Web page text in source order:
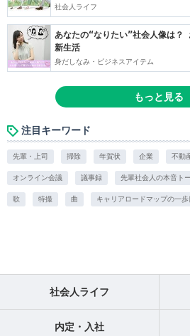
社会人ライフ
あなたの“なりたい”社会人像は？
新生活
身だしなみ・ビジネスアイテム
もっと見る
注目キーワード
先輩・上司 掃除 年賀状 企業 不動
オンライン会議 議事録 先輩社会人の本音ト
歌 特撮 曲 キャリアロードマップの一歩
社会人ライフ
内定・入社